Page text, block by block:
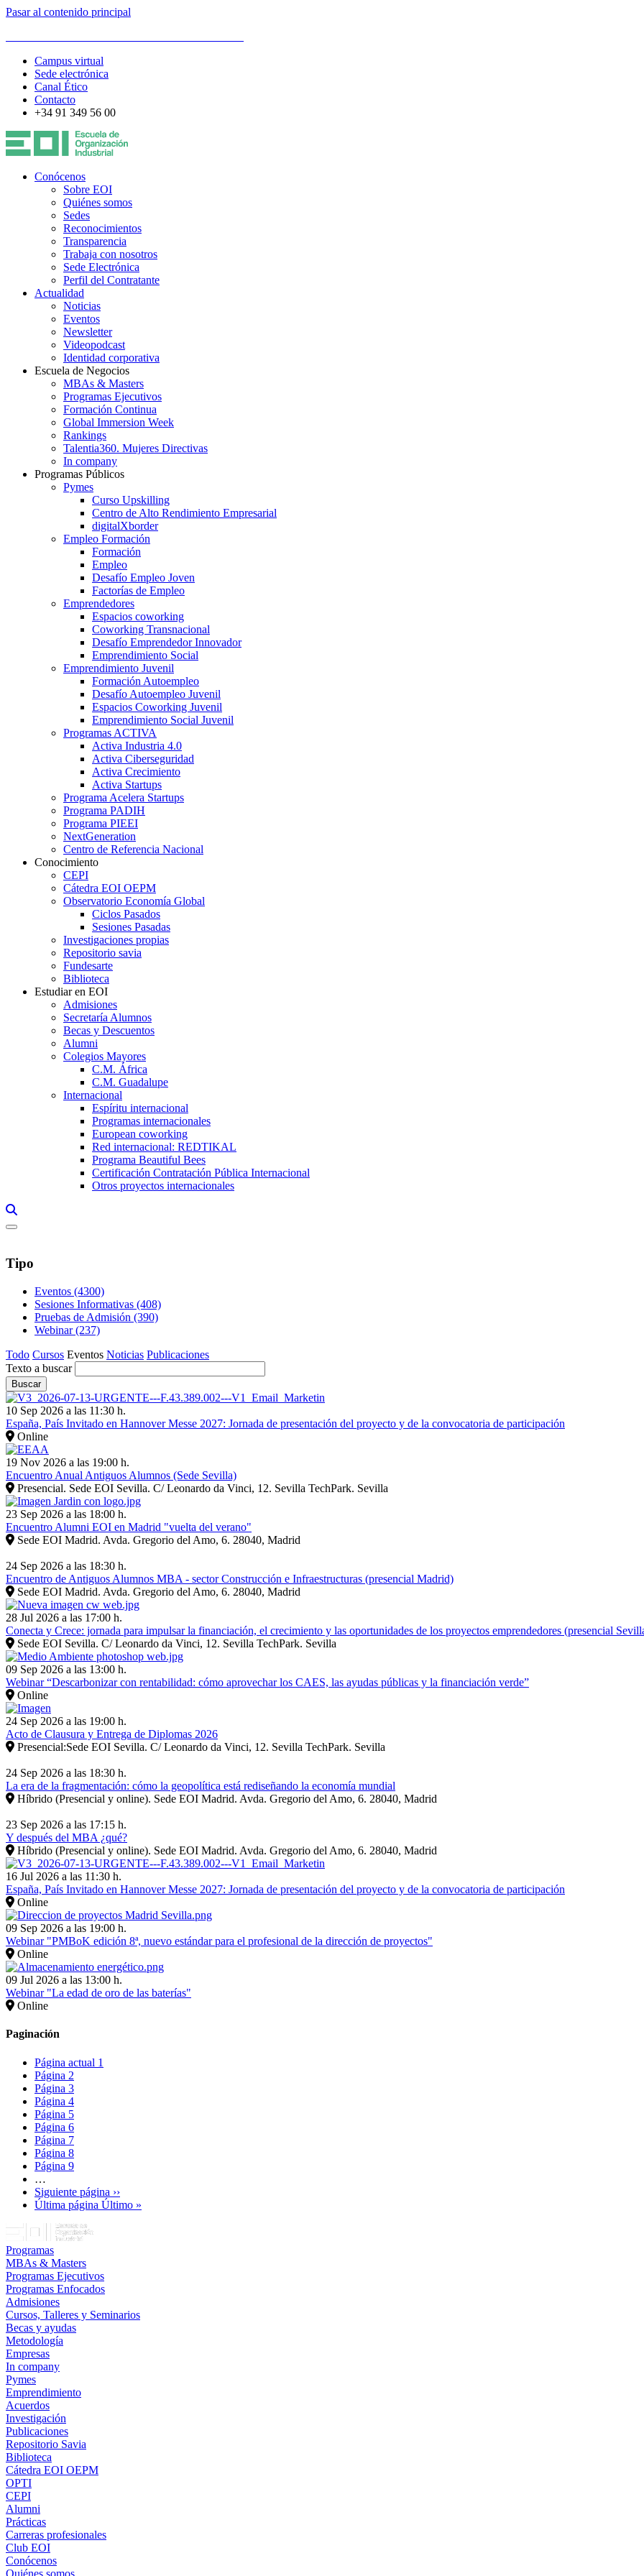
Pasar al contenido principal
Campus virtual
Sede electrónica
Canal Ético
Contacto
+34 91 349 56 00
Conócenos
Sobre EOI
Quiénes somos
Sedes
Reconocimientos
Transparencia
Trabaja con nosotros
Sede Electrónica
Perfil del Contratante
Actualidad
Noticias
Eventos
Newsletter
Videopodcast
Identidad corporativa
Escuela de Negocios
MBAs & Masters
Programas Ejecutivos
Formación Continua
Global Immersion Week
Rankings
Talentia360. Mujeres Directivas
In company
Programas Públicos
Pymes
Curso Upskilling
Centro de Alto Rendimiento Empresarial
digitalXborder
Empleo Formación
Formación
Empleo
Desafío Empleo Joven
Factorías de Empleo
Emprendedores
Espacios coworking
Coworking Transnacional
Desafío Emprendedor Innovador
Emprendimiento Social
Emprendimiento Juvenil
Formación Autoempleo
Desafío Autoempleo Juvenil
Espacios Coworking Juvenil
Emprendimiento Social Juvenil
Programas ACTIVA
Activa Industria 4.0
Activa Ciberseguridad
Activa Crecimiento
Activa Startups
Programa Acelera Startups
Programa PADIH
Programa PIEEI
NextGeneration
Centro de Referencia Nacional
Conocimiento
CEPI
Cátedra EOI OEPM
Observatorio Economía Global
Ciclos Pasados
Sesiones Pasadas
Investigaciones propias
Repositorio savia
Fundesarte
Biblioteca
Estudiar en EOI
Admisiones
Secretaría Alumnos
Becas y Descuentos
Alumni
Colegios Mayores
C.M. África
C.M. Guadalupe
Internacional
Espíritu internacional
Programas internacionales
European coworking
Red internacional: REDTIKAL
Programa Beautiful Bees
Certificación Contratación Pública Internacional
Otros proyectos internacionales
Tipo
Eventos (4300)
Sesiones Informativas (408)
Pruebas de Admisión (390)
Webinar (237)
Todo Cursos Eventos Noticias Publicaciones
Texto a buscar
10 Sep 2026 a las 11:30 h.
España, País Invitado en Hannover Messe 2027: Jornada de presentación del proyecto y de la convocatoria de participación
Online
19 Nov 2026 a las 19:00 h.
Encuentro Anual Antiguos Alumnos (Sede Sevilla)
Presencial. Sede EOI Sevilla. C/ Leonardo da Vinci, 12. Sevilla TechPark. Sevilla
23 Sep 2026 a las 18:00 h.
Encuentro Alumni EOI en Madrid "vuelta del verano"
Sede EOI Madrid. Avda. Gregorio del Amo, 6. 28040, Madrid
24 Sep 2026 a las 18:30 h.
Encuentro de Antiguos Alumnos MBA - sector Construcción e Infraestructuras (presencial Madrid)
Sede EOI Madrid. Avda. Gregorio del Amo, 6. 28040, Madrid
28 Jul 2026 a las 17:00 h.
Conecta y Crece: jornada para impulsar la financiación, el crecimiento y las oportunidades de los proyectos emprendedores (presencial
Sede EOI Sevilla. C/ Leonardo da Vinci, 12. Sevilla TechPark. Sevilla
09 Sep 2026 a las 13:00 h.
Webinar “Descarbonizar con rentabilidad: cómo aprovechar los CAES, las ayudas públicas y la financiación verde”
Online
24 Sep 2026 a las 19:00 h.
Acto de Clausura y Entrega de Diplomas 2026
Presencial:Sede EOI Sevilla. C/ Leonardo da Vinci, 12. Sevilla TechPark. Sevilla
24 Sep 2026 a las 18:30 h.
La era de la fragmentación: cómo la geopolítica está rediseñando la economía mundial
Híbrido (Presencial y online). Sede EOI Madrid. Avda. Gregorio del Amo, 6. 28040, Madrid
23 Sep 2026 a las 17:15 h.
Y después del MBA ¿qué?
Híbrido (Presencial y online). Sede EOI Madrid. Avda. Gregorio del Amo, 6. 28040, Madrid
16 Jul 2026 a las 11:30 h.
España, País Invitado en Hannover Messe 2027: Jornada de presentación del proyecto y de la convocatoria de participación
Online
09 Sep 2026 a las 19:00 h.
Webinar "PMBoK edición 8ª, nuevo estándar para el profesional de la dirección de proyectos"
Online
09 Jul 2026 a las 13:00 h.
Webinar "La edad de oro de las baterías"
Online
Paginación
Página actual 1
Página 2
Página 3
Página 4
Página 5
Página 6
Página 7
Página 8
Página 9
…
Siguiente página ››
Última página Último »
Programas
MBAs & Masters
Programas Ejecutivos
Programas Enfocados
Admisiones
Cursos, Talleres y Seminarios
Becas y ayudas
Metodología
Empresas
In company
Pymes
Emprendimiento
Acuerdos
Investigación
Publicaciones
Repositorio Savia
Biblioteca
Cátedra EOI OEPM
OPTI
CEPI
Alumni
Prácticas
Carreras profesionales
Club EOI
Conócenos
Quiénes somos